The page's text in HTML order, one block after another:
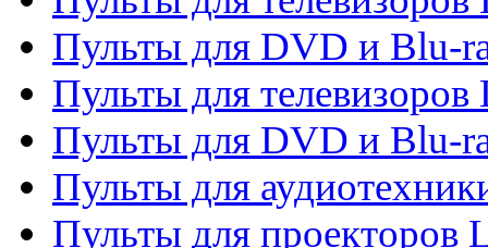
Пульты для DVD и Blu-
Пульты для телевизоров
Пульты для DVD и Blu-
Пульты для
Пульты для проекторов